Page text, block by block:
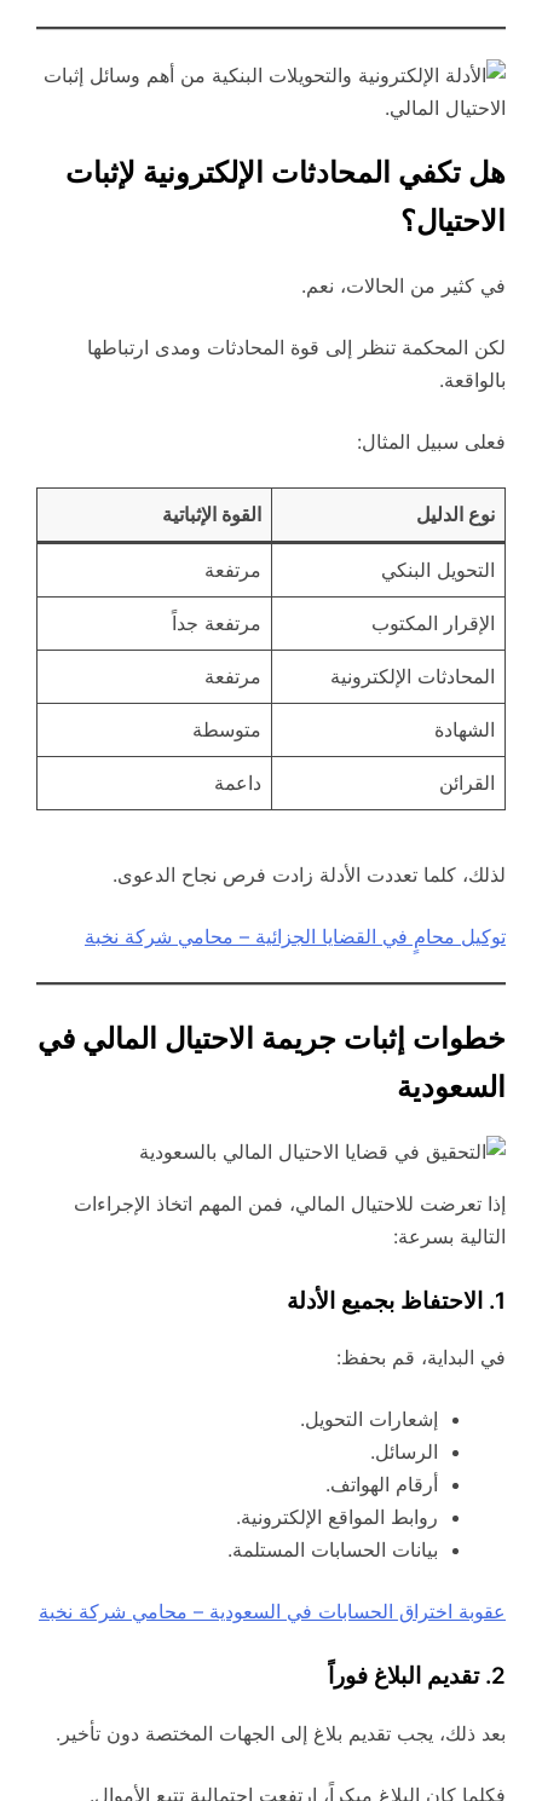
هل تكفي المحادثات الإلكترونية لإثبات
الاحتيال؟
في كثير من الحالات، نعم.
لكن المحكمة تنظر إلى قوة المحادثات ومدى ارتباطها
بالواقعة.
فعلى سبيل المثال:
نوع الدليل القوة الإثباتية
التحويل البنكي مرتفعة
الإقرار المكتوب مرتفعة جداً
المحادثات الإلكترونية مرتفعة
الشهادة متوسطة
القرائن داعمة
لذلك، كلما تعددت الأدلة زادت فرص نجاح الدعوى.
توكيل محامٍ في القضايا الجزائية – محامي شركة نخبة
خطوات إثبات جريمة الاحتيال المالي في
السعودية
إذا تعرضت للاحتيال المالي، فمن المهم اتخاذ الإجراءات
التالية بسرعة:
1. الاحتفاظ بجميع الأدلة
في البداية، قم بحفظ:
إشعارات التحويل.
الرسائل.
أرقام الهواتف.
روابط المواقع الإلكترونية.
بيانات الحسابات المستلمة.
عقوبة اختراق الحسابات في السعودية – محامي شركة نخبة
2. تقديم البلاغ فوراً
بعد ذلك، يجب تقديم بلاغ إلى الجهات المختصة دون تأخير.
فكلما كان البلاغ مبكراً، ارتفعت احتمالية تتبع الأموال.